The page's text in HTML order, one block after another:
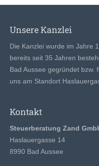
Unsere Kanzlei
Die Kanzlei wurde im Jahre
bereits seit 35 Jahren
Bad Aussee gegründet bzw.
uns am Standort
Kontakt
Steuerberatung Zand
Haslauergasse 14
8990 Bad Aussee